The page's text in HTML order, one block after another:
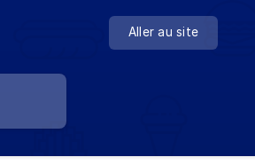
Aller au site